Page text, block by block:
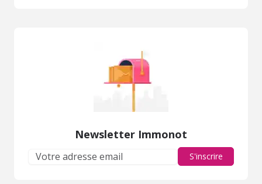
Newsletter Immonot
S'inscrire